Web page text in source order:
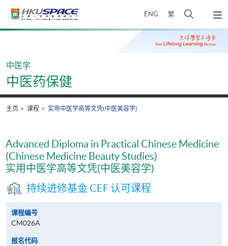
ENG 繁
开
搜
寻
弹
出
主
Main
中医学
中医药保健
主页 课程 实用中医学高等文凭(中医美容学)
Advanced Diploma in Practical Chinese Medicine
(Chinese Medicine Beauty Studies)
实用中医学高等文凭(中医美容学)
持续进修基金 CEF 认可课程
课程编号
CM026A
报名代码